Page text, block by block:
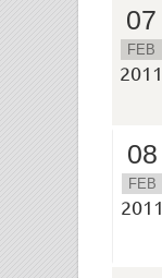
07
FEB
2011
08
FEB
2011